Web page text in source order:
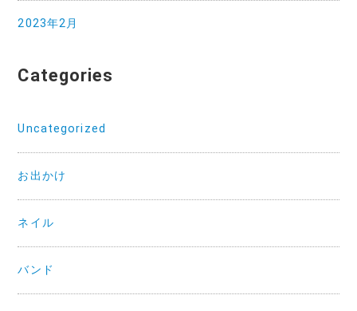
2023年2月
Categories
Uncategorized
お出かけ
ネイル
バンド